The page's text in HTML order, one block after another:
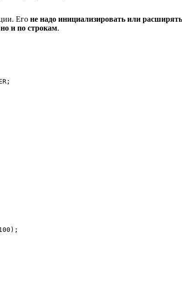
Его не надо инициализировать или расширять
и по строкам.